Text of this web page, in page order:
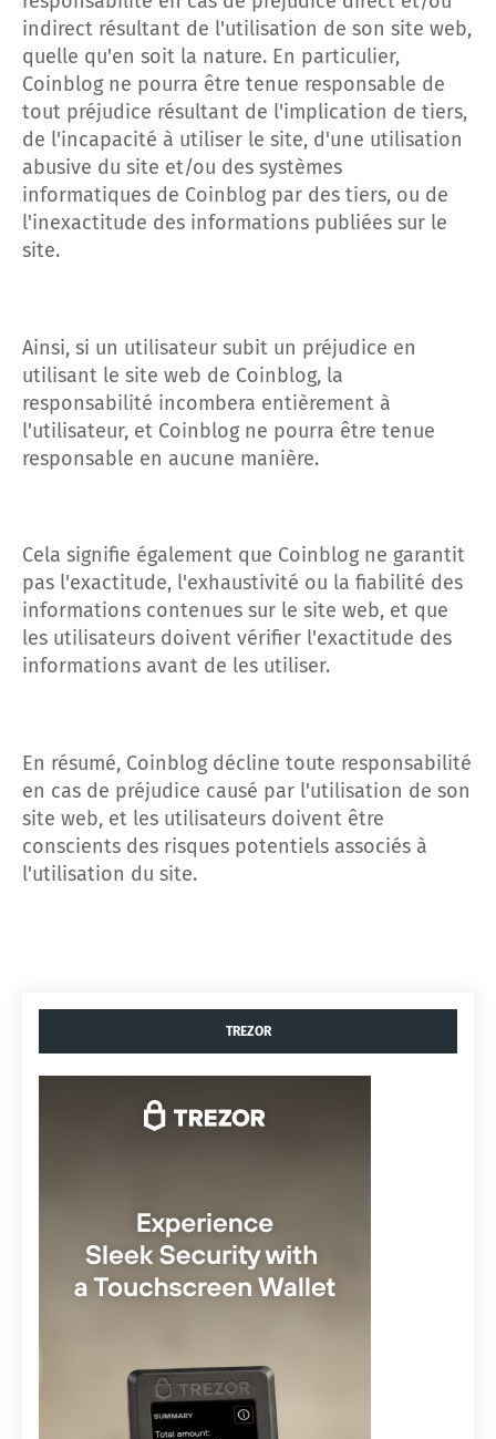
indirect résultant de l'utilisation de son site web,
quelle qu'en soit la nature. En particulier,
Coinblog ne pourra être tenue responsable de
tout préjudice résultant de l'implication de tiers,
de l'incapacité à utiliser le site, d'une utilisation
abusive du site et/ou des systèmes
informatiques de Coinblog par des tiers, ou de
l'inexactitude des informations publiées sur le
site.
Ainsi, si un utilisateur subit un préjudice en
utilisant le site web de Coinblog, la
responsabilité incombera entièrement à
l'utilisateur, et Coinblog ne pourra être tenue
responsable en aucune manière.
Cela signifie également que Coinblog ne garantit
pas l'exactitude, l'exhaustivité ou la fiabilité des
informations contenues sur le site web, et que
les utilisateurs doivent vérifier l'exactitude des
informations avant de les utiliser.
En résumé, Coinblog décline toute responsabilité
en cas de préjudice causé par l'utilisation de son
site web, et les utilisateurs doivent être
conscients des risques potentiels associés à
l'utilisation du site.
TREZOR